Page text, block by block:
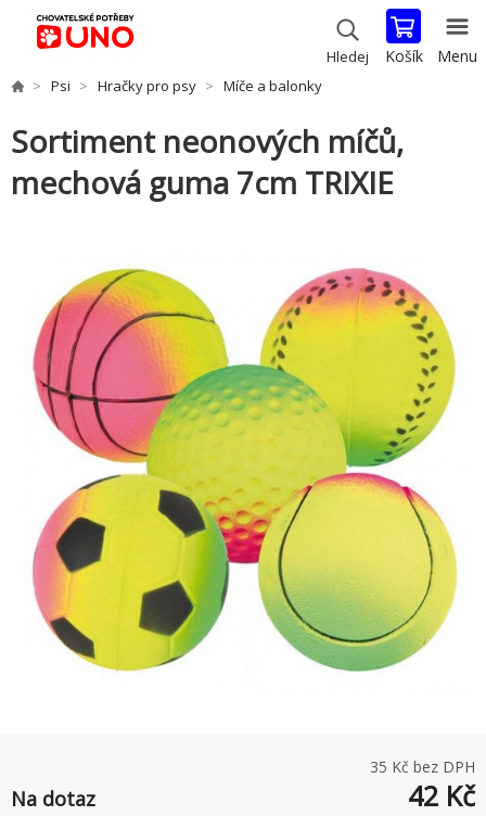
Hledej Košík Menu
Psi Hračky pro psy Míče a balonky
Sortiment neonových míčů,
mechová guma 7cm TRIXIE
35 Kč bez DPH
Na dotaz 42 Kč